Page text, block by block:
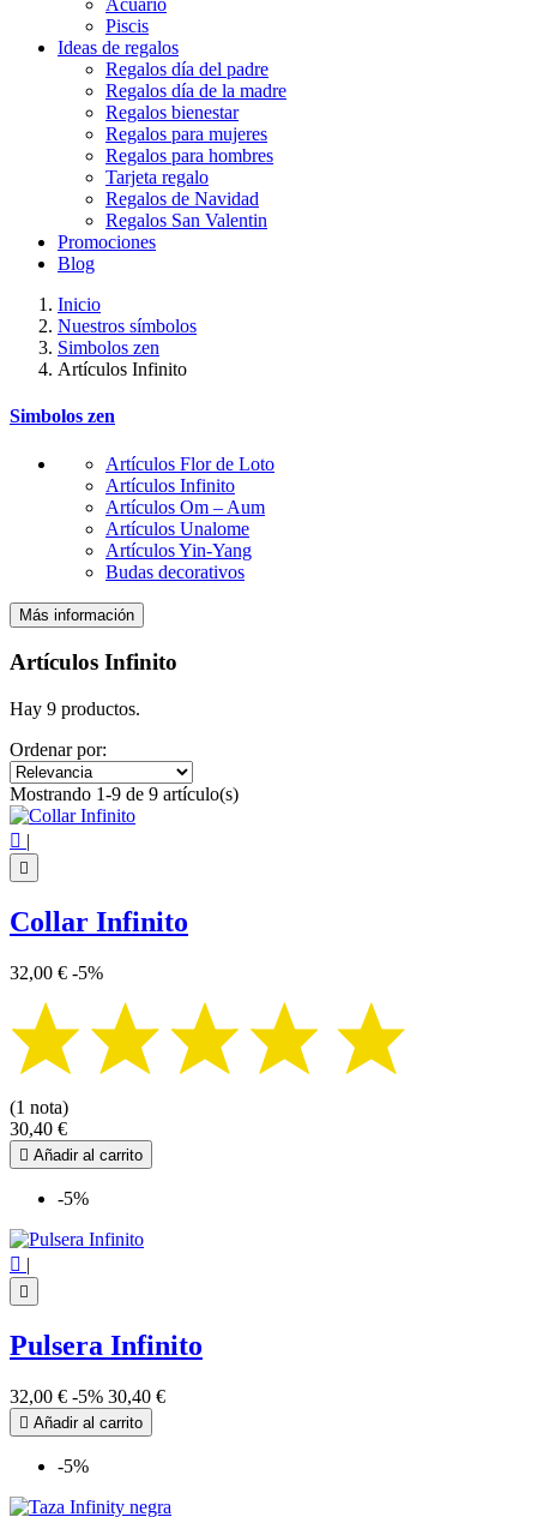
Acuario
Piscis
Ideas de regalos
Regalos día del padre
Regalos día de la madre
Regalos bienestar
Regalos para mujeres
Regalos para hombres
Tarjeta regalo
Regalos de Navidad
Regalos San Valentin
Promociones
Blog
Inicio
Nuestros símbolos
Simbolos zen
Artículos Infinito
Simbolos zen
Artículos Flor de Loto
Artículos Infinito
Artículos Om – Aum
Artículos Unalome
Artículos Yin-Yang
Budas decorativos
Claro
€
Infinito
Ver los productos
Más información
Artículos Infinito
Hay 9 productos.
Ordenar por:
Mostrando 1-9 de 9 artículo(s)
 |

Collar Infinito
32,00 € -5%
(1 nota)
30,40 €
 Añadir al carrito
-5%
 |

Pulsera Infinito
32,00 € -5% 30,40 €
 Añadir al carrito
-5%